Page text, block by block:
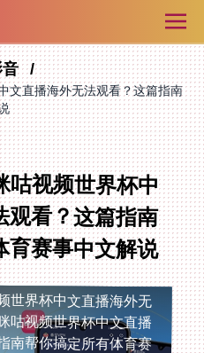
音
文直播海外无法观看？这篇指南
咕视频世界杯中
观看？这篇指南
育赛事中文解说
世界杯中文直播海外无
咕视频世界杯中文直播
篇指南帮你搞定所有体育赛